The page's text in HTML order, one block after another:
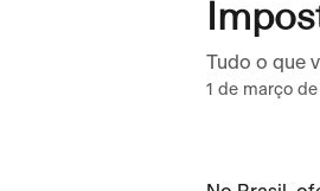
Tudo o que
1 de março